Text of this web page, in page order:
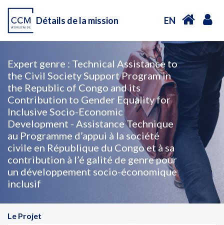
Détails de la mission EN
Expert genre : Technical Assistance to
the Civil Society Support Program in
the Republic of Congo and its
Contribution to Gender Equality for
Inclusive Socio-Economic
Development - Assistance Technique
au Programme d’appui à la société
civile en République du Congo et à sa
contribution à l’é galité de genre pour
un développement socio-économique
inclusif
Le Projet